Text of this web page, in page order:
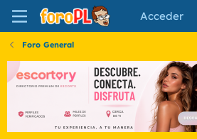
Acceder
Foro General